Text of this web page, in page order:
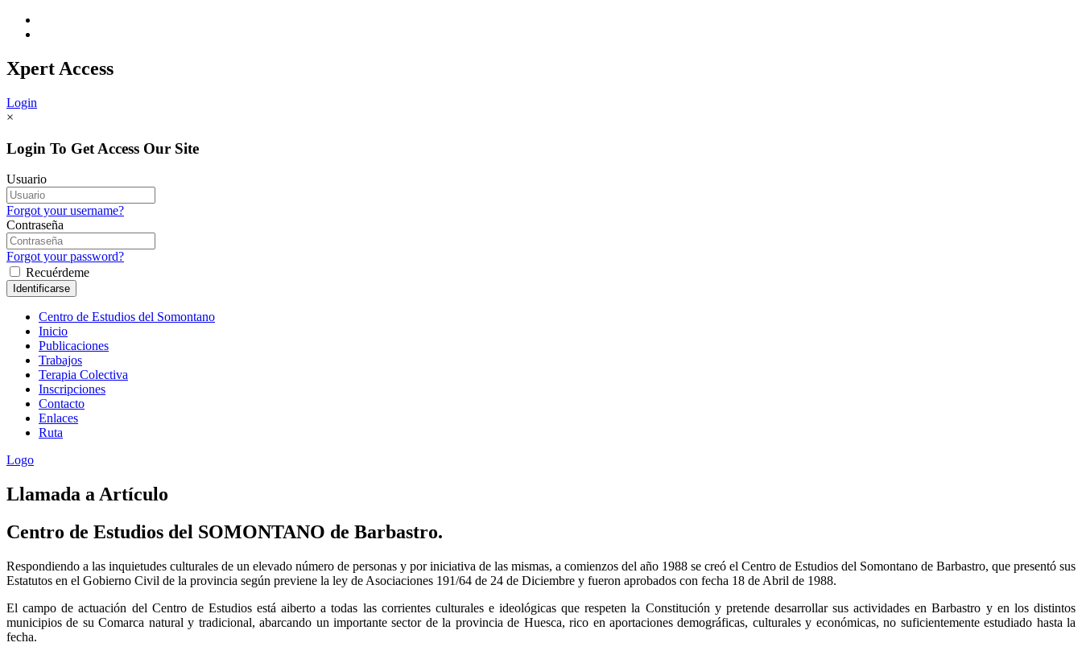
Xpert Access
Login
×
Login To Get Access Our Site
Usuario
Forgot your username?
Contraseña
Forgot your password?
Recuérdeme
Centro de Estudios del Somontano
Inicio
Publicaciones
Trabajos
Terapia Colectiva
Inscripciones
Contacto
Enlaces
Ruta
Logo
Llamada a Artículo
Centro de Estudios del SOMONTANO de Barbastro.
Respondiendo a las inquietudes culturales de un elevado número de personas y por iniciativa de las mismas, a comienzos del año 1988 se creó el Centro de Estudios del Somontano de Barbastro, que presentó sus
Estatutos en el Gobierno Civil de la provincia según previene la ley de Asociaciones 191/64 de 24 de Diciembre y fueron aprobados con fecha 18 de Abril de 1988.
El campo de actuación del Centro de Estudios está aiberto a todas las corrientes culturales e ideológicas que respeten la Constitución y pretende desarrollar sus actividades en Barbastro y en los distintos
municipios de su Comarca natural y tradicional, abarcando un importante sector de la provincia de Huesca, rico en aportaciones demográficas, culturales y económicas, no suficientemente estudiado hasta la
fecha.